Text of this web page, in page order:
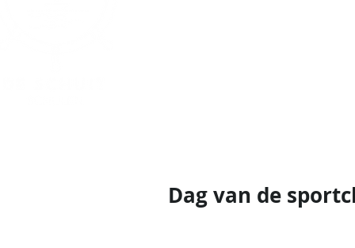
Dag van de